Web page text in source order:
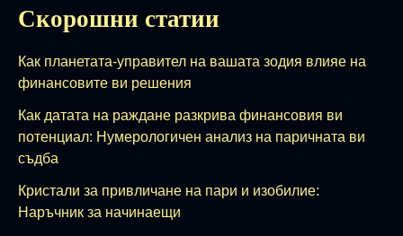
Скорошни статии
Как планетата-управител на вашата зодия влияе на
финансовите ви решения
Как датата на раждане разкрива финансовия ви
потенциал: Нумерологичен анализ на паричната ви
съдба
Кристали за привличане на пари и изобилие:
Наръчник за начинаещи